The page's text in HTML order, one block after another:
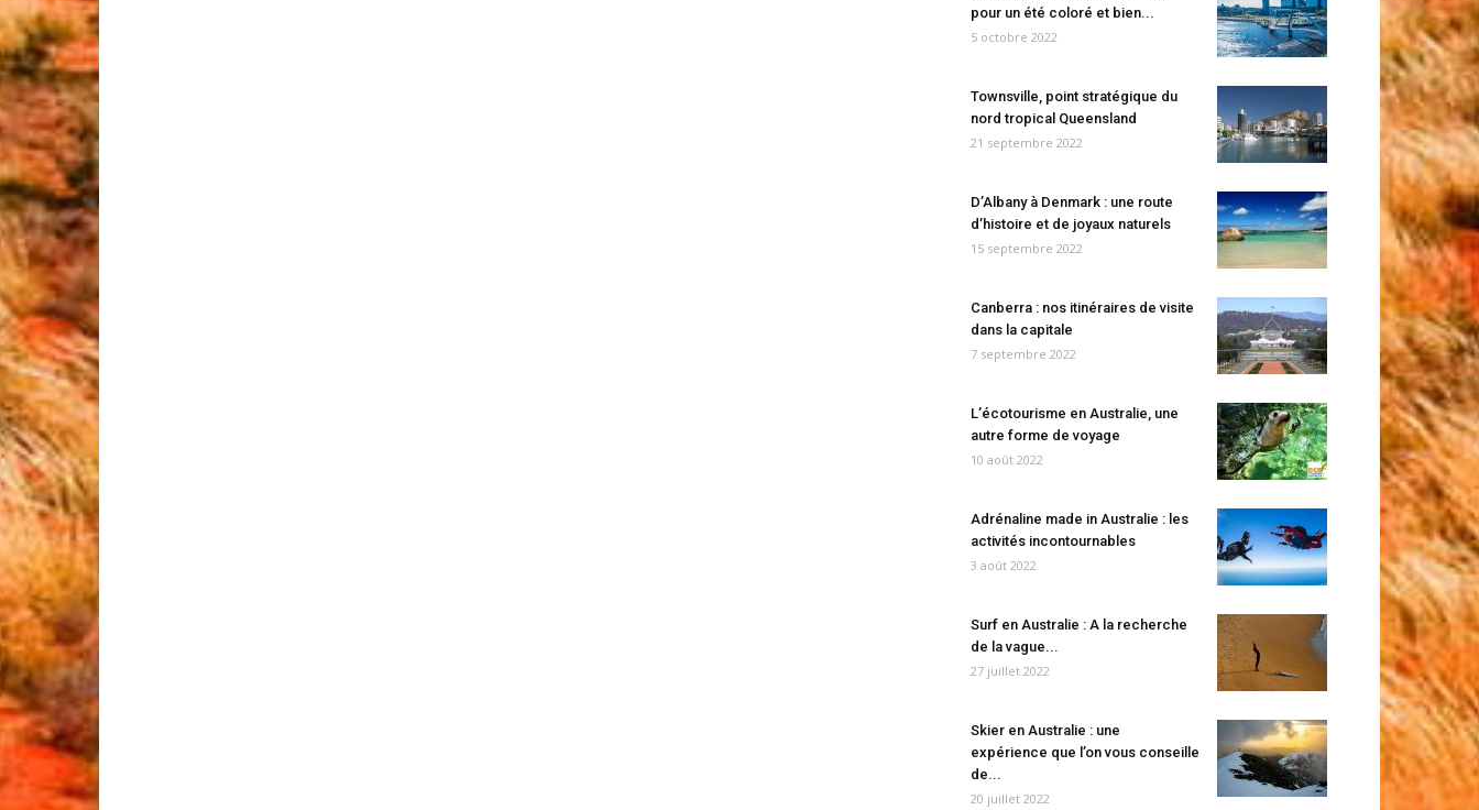
pour un été coloré et bien...
5 octobre 2022
Townsville, point stratégique du
nord tropical Queensland
21 septembre 2022
D’Albany à Denmark : une route
d’histoire et de joyaux naturels
15 septembre 2022
Canberra : nos itinéraires de visite
dans la capitale
7 septembre 2022
L’écotourisme en Australie, une
autre forme de voyage
10 août 2022
Adrénaline made in Australie : les
activités incontournables
3 août 2022
Surf en Australie : A la recherche
de la vague...
27 juillet 2022
Skier en Australie : une
expérience que l’on vous conseille
de...
20 juillet 2022